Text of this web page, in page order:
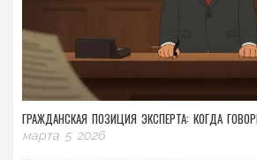
ГРАЖДАНСКАЯ ПОЗИЦИЯ ЭКСПЕРТА: КОГДА
марта 5 2026